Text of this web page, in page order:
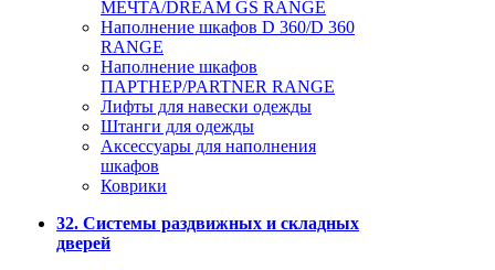
МЕЧТА/DREAM GS RANGE
Наполнение шкафов D 360/D 360
RANGE
Наполнение шкафов
ПАРТНЕР/PARTNER RANGE
Лифты для навески одежды
Штанги для одежды
Аксессуары для наполнения
шкафов
Коврики
32. Системы раздвижных и складных
дверей